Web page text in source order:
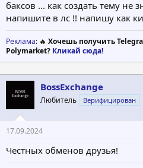
баксов ... как создать тему не
напишите в лс !! напишу как
Реклама: 🔥 Хочешь получить
Polymarket? Кликай сюда!
BossExchange
Любитель Верифицирован
17.09.2024
Честных обменов друзья!